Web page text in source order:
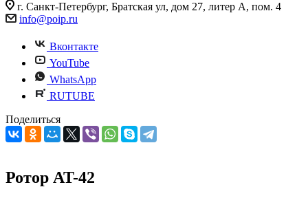
г. Санкт-Петербург, Братская ул, дом 27, литер А, пом. 4
info@poip.ru
Вконтакте
YouTube
WhatsApp
RUTUBE
Поделиться
Ротор AT-42